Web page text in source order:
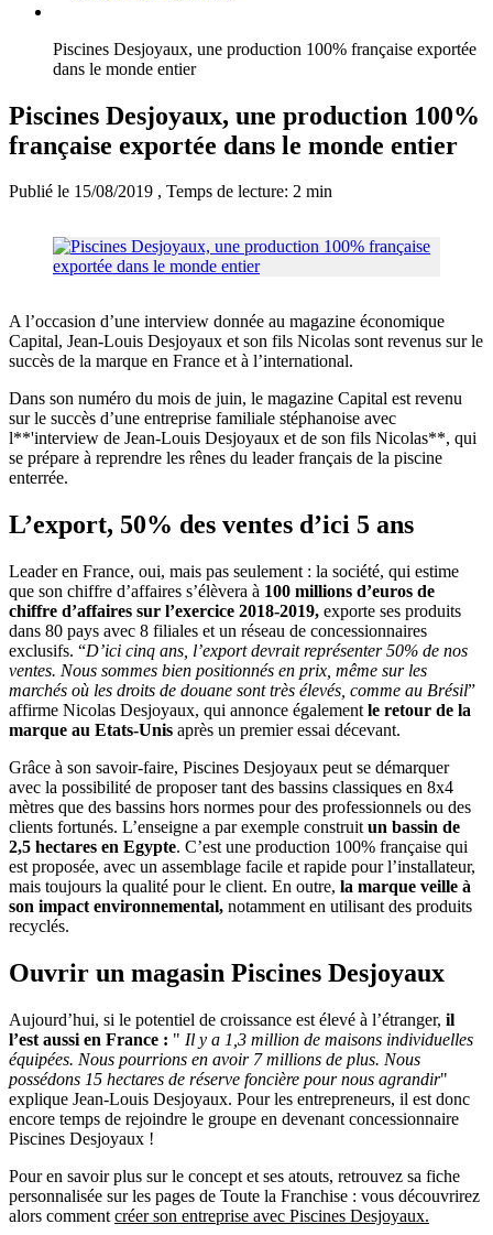
Piscines Desjoyaux, une production 100% française exportée
dans le monde entier
Piscines Desjoyaux, une production 100%
française exportée dans le monde entier
Publié le 15/08/2019 , Temps de lecture: 2 min
A l’occasion d’une interview donnée au magazine économique
Capital, Jean-Louis Desjoyaux et son fils Nicolas sont revenus sur le
succès de la marque en France et à l’international.
Dans son numéro du mois de juin, le magazine Capital est revenu
sur le succès d’une entreprise familiale stéphanoise avec
l**'interview de Jean-Louis Desjoyaux et de son fils Nicolas**, qui
se prépare à reprendre les rênes du leader français de la piscine
enterrée.
L’export, 50% des ventes d’ici 5 ans
Leader en France, oui, mais pas seulement : la société, qui estime
que son chiffre d’affaires s’élèvera à 100 millions d’euros de
chiffre d’affaires sur l’exercice 2018-2019, exporte ses produits
dans 80 pays avec 8 filiales et un réseau de concessionnaires
exclusifs. “D’ici cinq ans, l’export devrait représenter 50% de nos
ventes. Nous sommes bien positionnés en prix, même sur les
marchés où les droits de douane sont très élevés, comme au Brésil”
affirme Nicolas Desjoyaux, qui annonce également le retour de la
marque au Etats-Unis après un premier essai décevant.
Grâce à son savoir-faire, Piscines Desjoyaux peut se démarquer
avec la possibilité de proposer tant des bassins classiques en 8x4
mètres que des bassins hors normes pour des professionnels ou des
clients fortunés. L’enseigne a par exemple construit un bassin de
2,5 hectares en Egypte. C’est une production 100% française qui
est proposée, avec un assemblage facile et rapide pour l’installateur,
mais toujours la qualité pour le client. En outre, la marque veille à
son impact environnemental, notamment en utilisant des produits
recyclés.
Ouvrir un magasin Piscines Desjoyaux
Aujourd’hui, si le potentiel de croissance est élevé à l’étranger, il
l’est aussi en France : " Il y a 1,3 million de maisons individuelles
équipées. Nous pourrions en avoir 7 millions de plus. Nous
possédons 15 hectares de réserve foncière pour nous agrandir"
explique Jean-Louis Desjoyaux. Pour les entrepreneurs, il est donc
encore temps de rejoindre le groupe en devenant concessionnaire
Piscines Desjoyaux !
Pour en savoir plus sur le concept et ses atouts, retrouvez sa fiche
personnalisée sur les pages de Toute la Franchise : vous découvrirez
alors comment créer son entreprise avec Piscines Desjoyaux.